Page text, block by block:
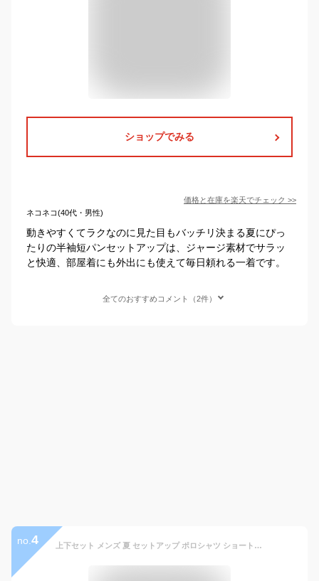
ショップでみる
価格と在庫を楽天でチェック >>
ネコネコ(40代・男性)
動きやすくてラクなのに見た目もバッチリ決まる夏にぴっ
たりの半袖短パンセットアップは、ジャージ素材でサラッ
と快適、部屋着にも外出にも使えて毎日頼れる一着です。
全てのおすすめコメント（2件）
no. 4 上下セット メンズ 夏 セットアップ ポロシャツ ショートパンツ 半袖 短パン ジャージ ハーフパンツ 涼しい 薄手 無地 ゆったり 大きいサイズ スポーツウエア 運動着 お兄系